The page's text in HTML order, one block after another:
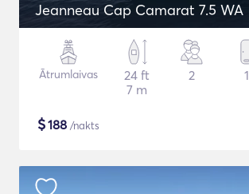
Jeanneau Cap Camarat 7.5 WA
Ātrumlaivas
24 ft
7 m
2 1
$188 /nakts